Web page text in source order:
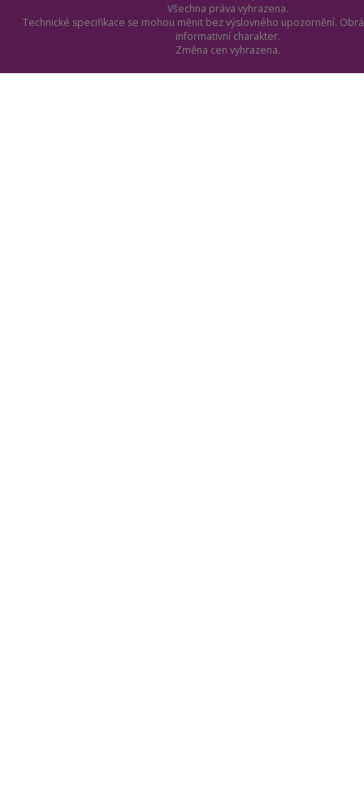
Všechna práva vyhrazena.
Technické specifikace se mohou měnit bez výslovného upozornění.
informativní charakter.
Změna cen vyhrazena.